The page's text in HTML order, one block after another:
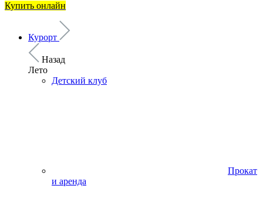
Купить онлайн
Курорт
Назад
Лето
Детский клуб
Прокат
и аренда